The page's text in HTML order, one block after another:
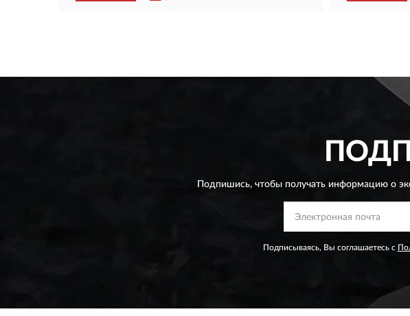
Подпишись, чтобы получать информацию о
Подписываясь, Вы соглашаетесь с